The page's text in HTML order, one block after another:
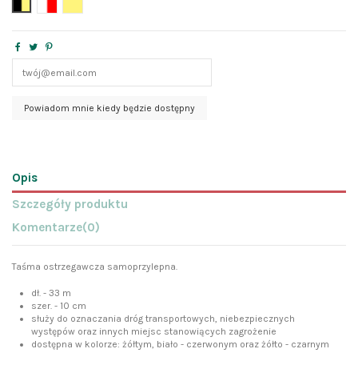
Opis
Szczegóły produktu
Komentarze(0)
Taśma ostrzegawcza samoprzylepna.
dł. - 33 m
szer. - 10 cm
służy do oznaczania dróg transportowych, niebezpiecznych
występów oraz innych miejsc stanowiących zagrożenie
dostępna w kolorze: żółtym, biało - czerwonym oraz żółto - czarnym